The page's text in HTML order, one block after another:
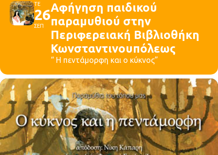
ΤΕ
26
ΣΕΠ
Αφήγηση παιδικού
παραμυθιού στην
Περιφερειακή Βιβλιοθήκη
Κωνσταντινουπόλεως
“ Η πεντάμορφη και ο κύκνος”